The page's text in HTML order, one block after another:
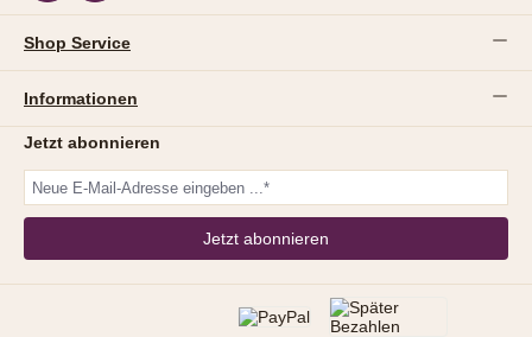
Shop Service
Informationen
Jetzt abonnieren
Jetzt abonnieren